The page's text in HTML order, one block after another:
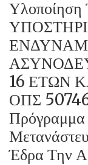
Υλοποίηση
16 ΕΤΩΝ
ΟΠΣ
Πρόγραμμα
Έδρα Την